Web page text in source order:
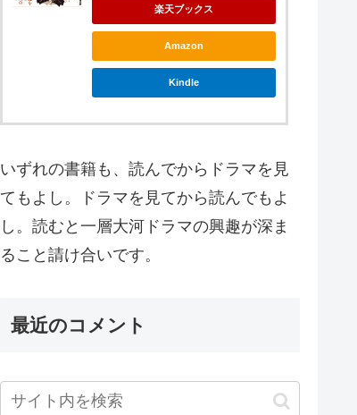
楽天ブックス
Amazon
Kindle
いずれの書籍も、読んでからドラマを見
てもよし。ドラマを見てから読んでもよ
し。読むと一層大河ドラマの興趣が深ま
ること請け合いです。
最近のコメント